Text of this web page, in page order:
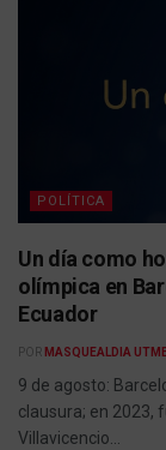
POLÍTICA
Un día como
olímpica en
Ecuador
POR MASQUEALDIA
9 de agosto:
clausura; en 2023,
Villavicencio...